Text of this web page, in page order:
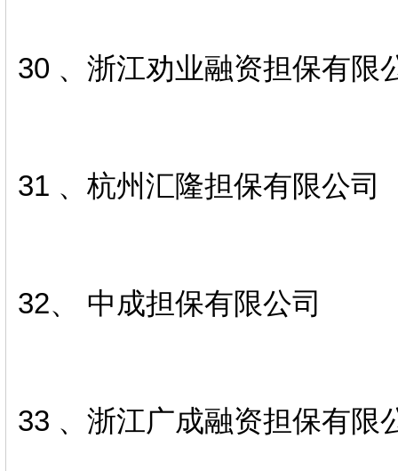
30 、浙江劝业融资担保有限
31 、杭州汇隆担保有限公司
32、 中成担保有限公司
33 、浙江广成融资担保有限